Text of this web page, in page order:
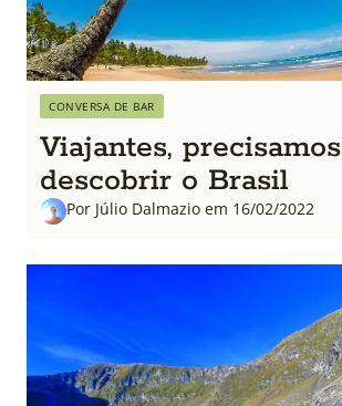
CONVERSA DE BAR
Viajantes, precisamos
descobrir o Brasil
Por Júlio Dalmazio em 16/02/2022